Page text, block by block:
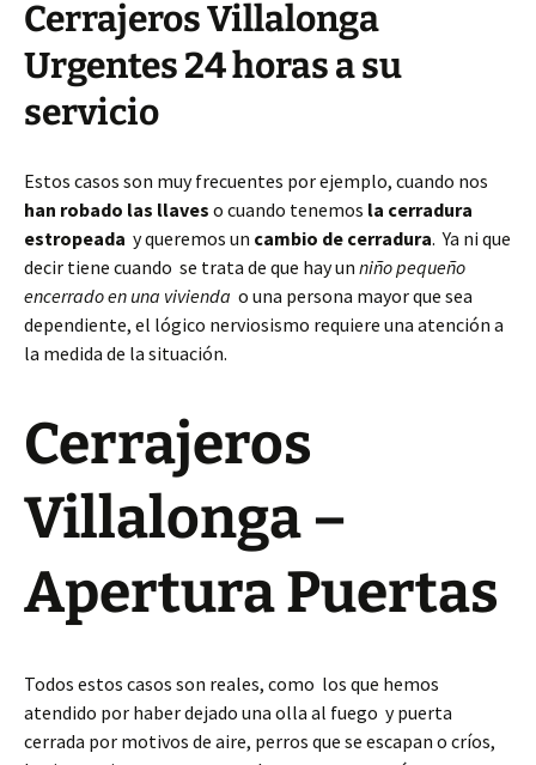
Cerrajeros Villalonga
Urgentes 24 horas a su
servicio
Estos casos son muy frecuentes por ejemplo, cuando nos
han robado las llaves o cuando tenemos la cerradura
estropeada y queremos un cambio de cerradura. Ya ni que
decir tiene cuando se trata de que hay un niño pequeño
encerrado en una vivienda o una persona mayor que sea
dependiente, el lógico nerviosismo requiere una atención a
la medida de la situación.
Cerrajeros
Villalonga –
Apertura Puertas
Todos estos casos son reales, como los que hemos
atendido por haber dejado una olla al fuego y puerta
cerrada por motivos de aire, perros que se escapan o críos,